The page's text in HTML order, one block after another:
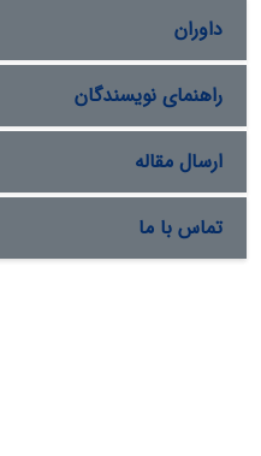
داوران
راهنمای نویسندگان
ارسال مقاله
تماس با ما